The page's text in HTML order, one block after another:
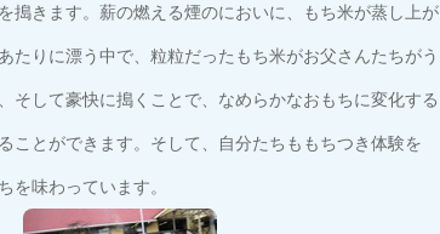
搗きます。薪の燃える煙のにおいに、もち米が蒸し上が
たりに漂う中で、粒粒だったもち米がお父さんたちがう
そして豪快に搗くことで、なめらかなおもちに変化する
ことができます。そして、自分たちももちつき体験を
を味わっています。